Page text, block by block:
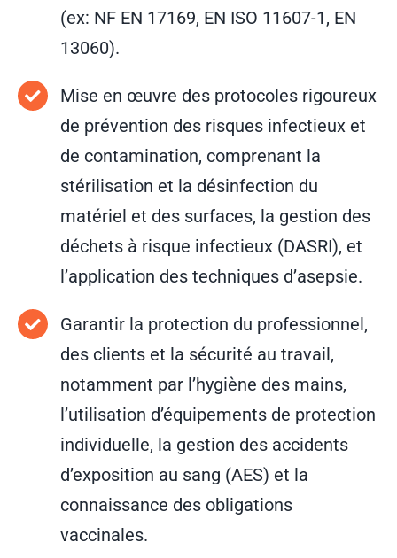
(ex: NF EN 17169, EN ISO 11607-1, EN
13060).
Mise en œuvre des protocoles rigoureux
de prévention des risques infectieux et
de contamination, comprenant la
stérilisation et la désinfection du
matériel et des surfaces, la gestion des
déchets à risque infectieux (DASRI), et
l’application des techniques d’asepsie.
Garantir la protection du professionnel,
des clients et la sécurité au travail,
notamment par l’hygiène des mains,
l’utilisation d’équipements de protection
individuelle, la gestion des accidents
d’exposition au sang (AES) et la
connaissance des obligations
vaccinales.